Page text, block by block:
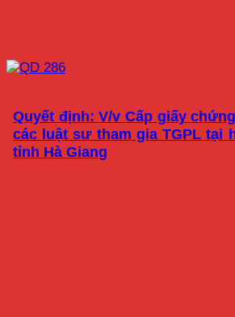
Quyết định: V/v Cấp giấy
các luật sư tham gia TGPL tại
tỉnh Hà Giang